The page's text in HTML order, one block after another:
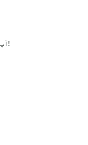
آپ کی مدد کے لیے آپ کا شکریہ!